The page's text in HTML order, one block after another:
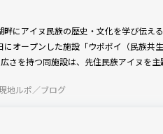
畔にアイヌ民族の歴史・文化を学び伝え
にオープンした施設「ウポポイ（民族共
さを持つ同施設は、先住民族アイヌを
園」などで構成されており、北海道産食
ェやショップも併設。半日あっても見足
えておきたい」見どころをご紹介します
地ルポ／ブログ